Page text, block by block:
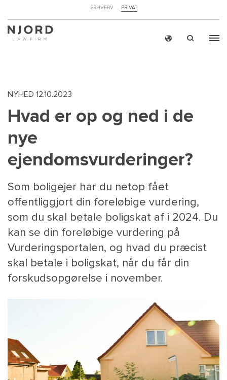
TOP
MENU
ERHVERV PRIVAT
NYHED 12.10.2023
Hvad er op og ned i de
nye
ejendomsvurderinger?
Som boligejer har du netop fået
offentliggjort din foreløbige vurdering,
som du skal betale boligskat af i 2024. Du
kan se din foreløbige vurdering på
Vurderingsportalen, og hvad du præcist
skal betale i boligskat, når du får din
forskudsopgørelse i november.